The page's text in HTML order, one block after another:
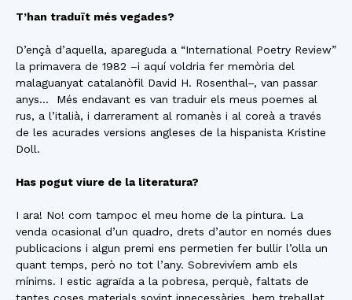
T’han traduït més vegades?
D’ençà d’aquella, apareguda a “International Poetry Review”
la primavera de 1982 –i aquí voldria fer memòria del
malaguanyat catalanòfil David H. Rosenthal–, van passar
anys… Més endavant es van traduir els meus poemes al
rus, a l’italià, i darrerament al romanès i al coreà a través
de les acurades versions angleses de la hispanista Kristine
Doll.
Has pogut viure de la literatura?
I ara! No! com tampoc el meu home de la pintura. La
venda ocasional d’un quadro, drets d’autor en només dues
publicacions i algun premi ens permetien fer bullir l’olla un
quant temps, però no tot l’any. Sobrevivíem amb els
mínims. I estic agraïda a la pobresa, perquè, faltats de